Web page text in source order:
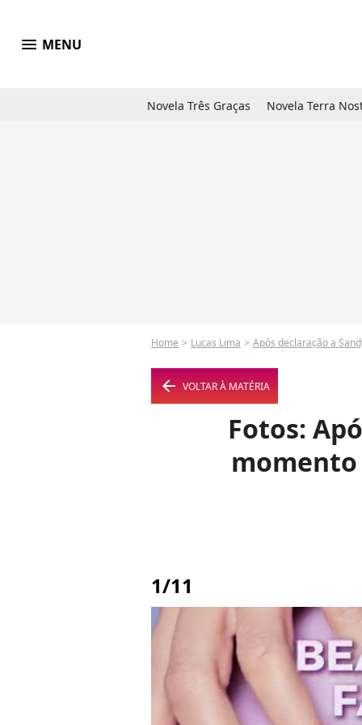
menu MENU
Novela Três Graças Novela Terra
Home Lucas Lima Após declaração a
arrow_left VOLTAR À MATÉRIA
Fotos:
1/11